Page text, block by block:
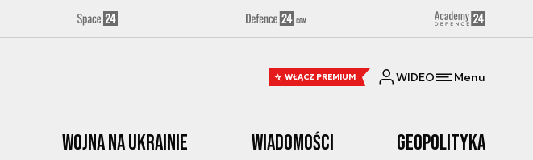
WŁĄCZ PREMIUM WIDEO Menu
Wojna na Ukrainie Wiadomości Geopolityka